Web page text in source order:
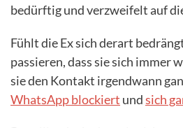
bedürftig und verzweifelt auf
Fühlt die Ex sich derart
passieren, dass sie sich immer
sie den Kontakt irgendwann
WhatsApp blockiert undsich